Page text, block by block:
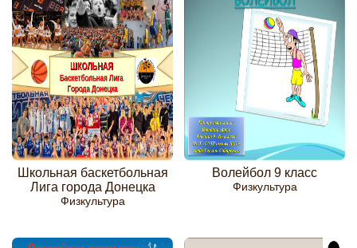
Школьная баскетбольная
Лига города Донецка
Физкультура
Волейбол 9 класс
Физкультура